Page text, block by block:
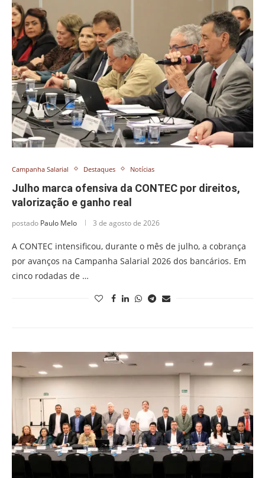
Campanha Salarial Destaques Notícias
Julho marca ofensiva da CONTEC por direitos,
valorização e ganho real
postado Paulo Melo 3 de agosto de 2026
A CONTEC intensificou, durante o mês de julho, a cobrança
por avanços na Campanha Salarial 2026 dos bancários. Em
cinco rodadas de …